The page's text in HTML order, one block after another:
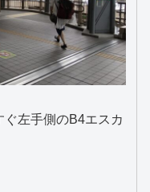
左手側のB4エスカ